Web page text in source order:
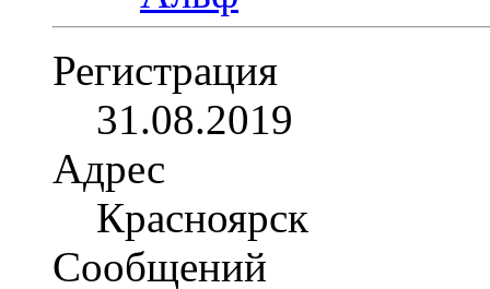
Регистрация
31.08.2019
Адрес
Красноярск
Сообщений